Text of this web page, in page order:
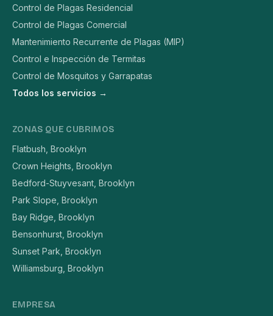
Control de Plagas Residencial
Control de Plagas Comercial
Mantenimiento Recurrente de Plagas (MIP)
Control e Inspección de Termitas
Control de Mosquitos y Garrapatas
Todos los servicios →
ZONAS QUE CUBRIMOS
Flatbush, Brooklyn
Crown Heights, Brooklyn
Bedford-Stuyvesant, Brooklyn
Park Slope, Brooklyn
Bay Ridge, Brooklyn
Bensonhurst, Brooklyn
Sunset Park, Brooklyn
Williamsburg, Brooklyn
EMPRESA